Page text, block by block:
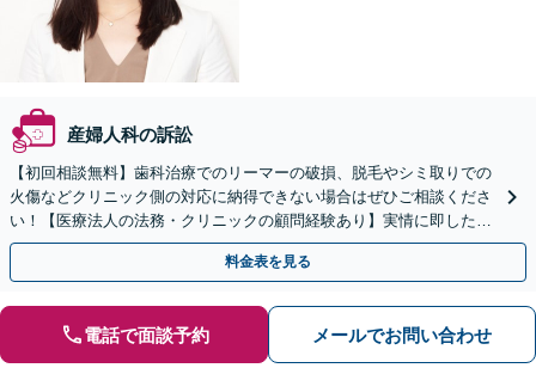
産婦人科の訴訟
【初回相談無料】歯科治療でのリーマーの破損、脱毛やシミ取りでの
火傷などクリニック側の対応に納得できない場合はぜひご相談くださ
い！【医療法人の法務・クリニックの顧問経験あり】実情に即したア
ドバイスで、納得のできるトラブルの解決を目指します。
料金表を見る
電話で面談予約 メールでお問い合わせ